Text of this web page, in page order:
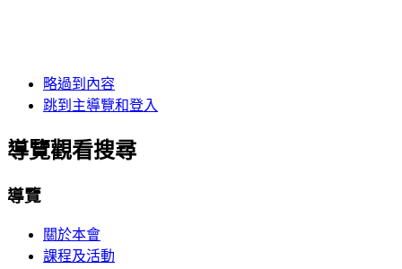
略過到內容
跳到主導覽和登入
導覽觀看搜尋
導覽
關於本會
課程及活動